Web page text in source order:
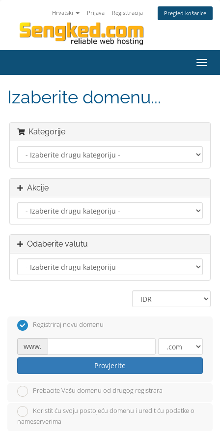
Hrvatski Prijava Registtracija Pregled košarice
Izaberite domenu...
Kategorije
Akcije
Odaberite valutu
Registriraj novu domenu
www.
Provjerite
Prebacite Vašu domenu od drugog registrara
Koristit ću svoju postojeću domenu i uredit ću podatke o
nameserverima